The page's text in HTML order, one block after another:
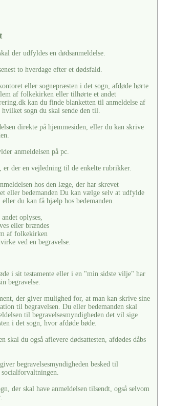
der udfyldes en dødsanmeldelse.
to hverdage efter et dødsfald.
eller sognepræsten i det sogn, afdøde hørte
af folkekirken eller tilhørte et andet
kan du finde blanketten til anmeldelse af
sogn du skal sende den til.
direkte på hjemmesiden, eller du kan skrive
anmeldelsen på pc.
er der en vejledning til de enkelte rubrikker.
hos den læge, der har skrevet
eller bedemanden Du kan vælge selv at udfylde
eller du kan få hjælp hos bedemanden.
oplyses,
eller brændes
af folkekirken
ved en begravelse.
i sit testamente eller i en "min sidste vilje" har
begravelse.
der giver mulighed for, at man kan skrive sine
til begravelsen. Du eller bedemanden skal
til begravelsesmyndigheden det vil sige
i det sogn, hvor afdøde bøde.
skal du også aflevere dødsattesten, afdødes dåbs
begravelsesmyndigheden besked til
der skal have anmeldelsen tilsendt, også selvom